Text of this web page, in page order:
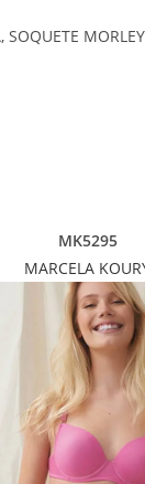
SOQUETE
MK5295
MARCELA